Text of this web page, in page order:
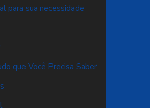
para sua necessidade
que Você Precisa Saber